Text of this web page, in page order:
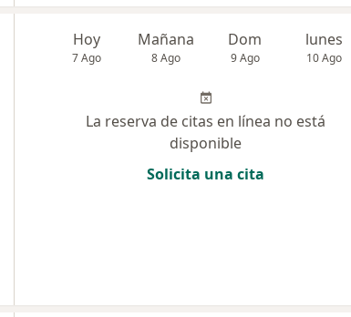
Hoy
7 Ago
Mañana
8 Ago
Dom
9 Ago
lunes
10 Ago
La reserva de citas en línea no está
disponible
Solicita una cita